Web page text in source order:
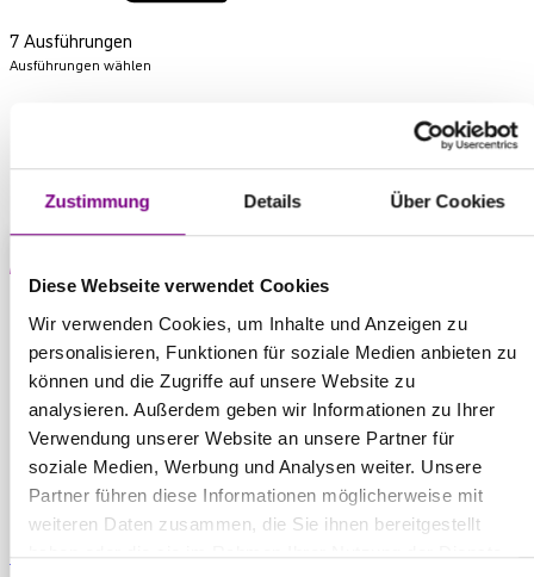
Zustimmung Details Über Cookies
Diese Webseite verwendet Cookies
Wir verwenden Cookies, um Inhalte und Anzeigen zu
personalisieren, Funktionen für soziale Medien anbieten zu
können und die Zugriffe auf unsere Website zu
analysieren. Außerdem geben wir Informationen zu Ihrer
Verwendung unserer Website an unsere Partner für
soziale Medien, Werbung und Analysen weiter. Unsere
Partner führen diese Informationen möglicherweise mit
weiteren Daten zusammen, die Sie ihnen bereitgestellt
7 Ausführungen
Ausführungen wählen
Produkt anfragen
THE POWER
OF SURFACE.
Für Privatkunden